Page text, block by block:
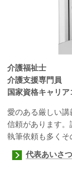
介護福祉士
介護支援専門員
国家資格キャリア
愛のある厳しい
信頼があります。
執筆依頼も多くそ
代表あいさ